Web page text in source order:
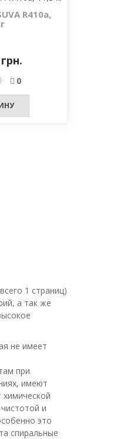
а так же
не имеет
при
имеют
и
это
спиральные
R410a,
0
1 страниц)